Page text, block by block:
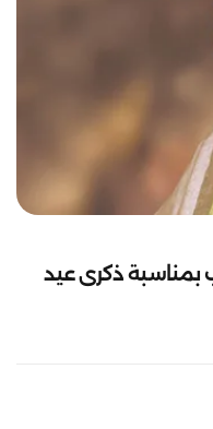
بمناسبة ذكرى عيد